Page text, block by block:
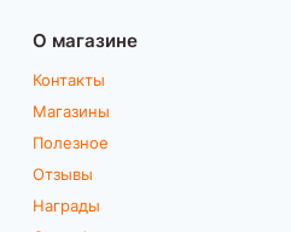
О магазине
Контакты
Магазины
Полезное
Отзывы
Награды